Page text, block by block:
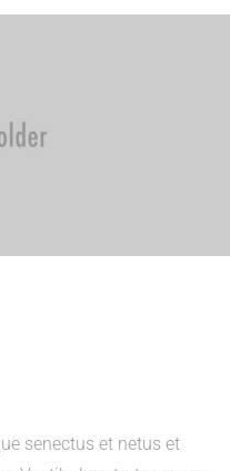
senectus et netus et